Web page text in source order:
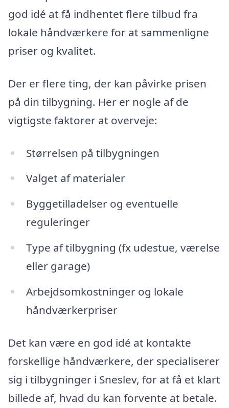
god idé at få indhentet flere tilbud fra
lokale håndværkere for at sammenligne
priser og kvalitet.
Der er flere ting, der kan påvirke prisen
på din tilbygning. Her er nogle af de
vigtigste faktorer at overveje:
Størrelsen på tilbygningen
Valget af materialer
Byggetilladelser og eventuelle
reguleringer
Type af tilbygning (fx udestue, værelse
eller garage)
Arbejdsomkostninger og lokale
håndværkerpriser
Det kan være en god idé at kontakte
forskellige håndværkere, der specialiserer
sig i tilbygninger i Sneslev, for at få et klart
billede af, hvad du kan forvente at betale.